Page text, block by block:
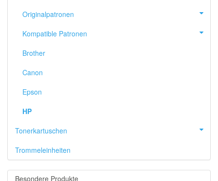
Originalpatronen
Kompatible Patronen
Brother
Canon
Epson
HP
Tonerkartuschen
Trommeleinheiten
Besondere Produkte